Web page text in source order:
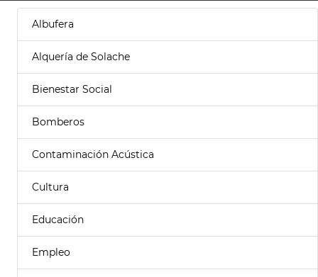
Albufera
Alquería de Solache
Bienestar Social
Bomberos
Contaminación Acústica
Cultura
Educación
Empleo